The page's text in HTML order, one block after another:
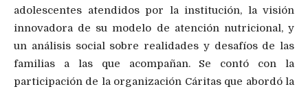
adolescentes atendidos por la institución, la visión
innovadora de su modelo de atención nutricional, y
un análisis social sobre realidades y desafíos de las
familias a las que acompañan. Se contó con la
participación de la organización Cáritas que abordó la